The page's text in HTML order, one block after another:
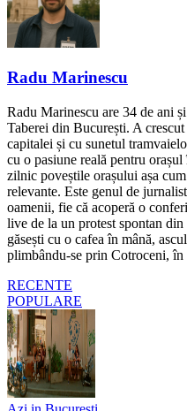
Radu Marinescu
Radu Marinescu are 34 de ani
Taberei din București. A
capitalei și cu sunetul
cu o pasiune reală pentru
zilnic poveștile orașului așa
relevante. Este genul de
oamenii, fie că acoperă o
live de la un protest spontan
găsești cu o cafea în mână,
plimbându-se prin Cotroceni, în
RECENTE
POPULARE